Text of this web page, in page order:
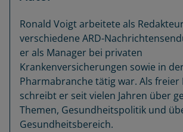
Ronald Voigt arbeitete als
verschiedene ARD-
er als Manager bei privaten
Krankenversicherungen sowie in
Pharmabranche tätig war. Als freier
schreibt er seit vielen Jahren über
Themen, Gesundheitspolitik und
Gesundheitsbereich.